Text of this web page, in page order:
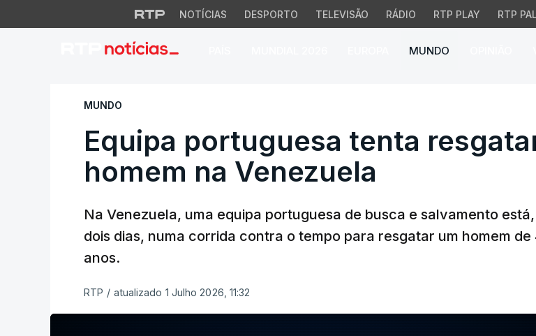
NOTÍCIAS DESPORTO TELEVISÃO RÁDIO RTP PLAY RTP
MUNDO
Equipa portuguesa tenta resgatar
MUNDO
Equipa portuguesa tenta
homem na Venezuela
Na Venezuela, uma equipa portuguesa de busca e salvamento
dois dias, numa corrida contra o tempo para resgatar um homem de
anos.
RTP / atualizado 1 Julho 2026, 11:32